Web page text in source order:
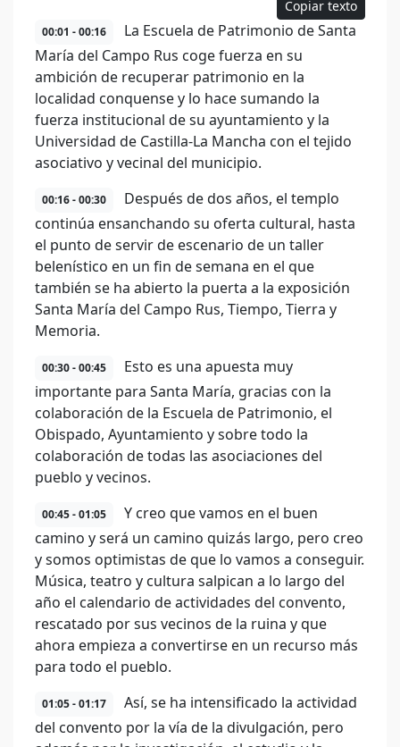
Copiar texto
00:01 - 00:16
La Escuela de Patrimonio de Santa
María del Campo Rus coge fuerza en su
ambición de recuperar patrimonio en la
localidad conquense y lo hace sumando la
fuerza institucional de su ayuntamiento y la
Universidad de Castilla-La Mancha con el tejido
asociativo y vecinal del municipio.
00:16 - 00:30
Después de dos años, el templo
continúa ensanchando su oferta cultural, hasta
el punto de servir de escenario de un taller
belenístico en un fin de semana en el que
también se ha abierto la puerta a la exposición
Santa María del Campo Rus, Tiempo, Tierra y
Memoria.
00:30 - 00:45
Esto es una apuesta muy
importante para Santa María, gracias con la
colaboración de la Escuela de Patrimonio, el
Obispado, Ayuntamiento y sobre todo la
colaboración de todas las asociaciones del
pueblo y vecinos.
00:45 - 01:05
Y creo que vamos en el buen
camino y será un camino quizás largo, pero creo
y somos optimistas de que lo vamos a conseguir.
Música, teatro y cultura salpican a lo largo del
año el calendario de actividades del convento,
rescatado por sus vecinos de la ruina y que
ahora empieza a convertirse en un recurso más
para todo el pueblo.
01:05 - 01:17
Así, se ha intensificado la actividad
del convento por la vía de la divulgación, pero